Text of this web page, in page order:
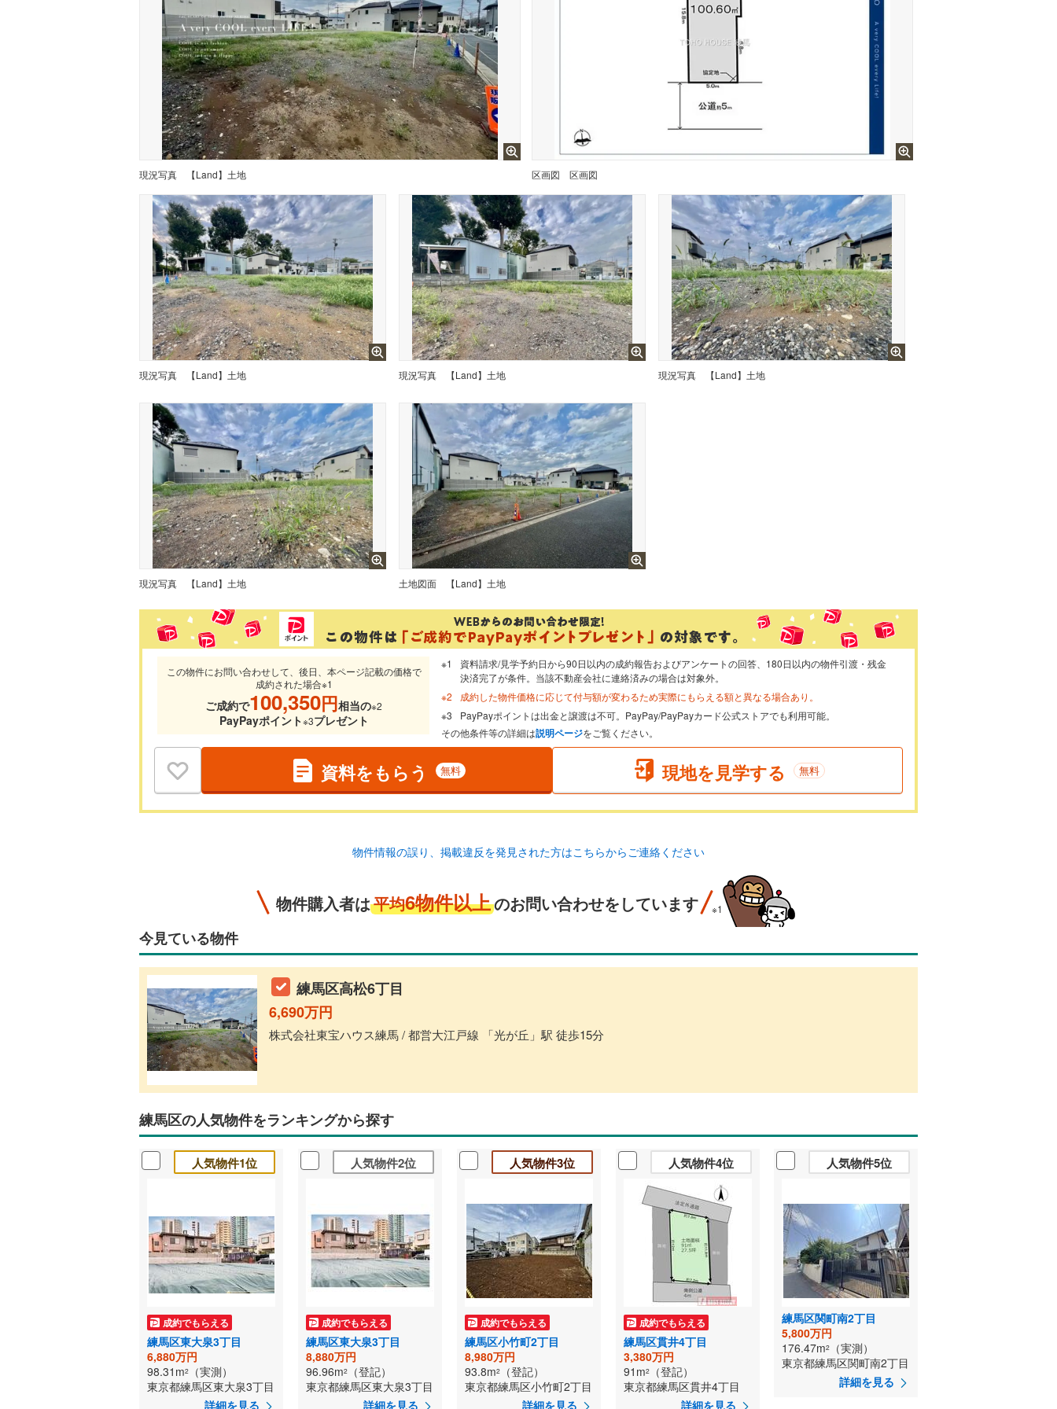
現況写真 【Land】土地 区画図 区画図
現況写真 【Land】土地 現況写真 【Land】土地 現況写真 【Land】土地
現況写真 【Land】土地 土地図面 【Land】土地
この物件にお問い合わせして、後日、本ページ記載の価格で
成約された場合※1
ご成約で100,350円相当の※2
PayPayポイント※3プレゼント
資料請求/見学予約日から90日以内の成約報告およびアンケートの回答、180日以内の物件引渡・残金
決済完了が条件。当該不動産会社に連絡済みの場合は対象外。
成約した物件価格に応じて付与額が変わるため実際にもらえる額と異なる場合あり。
PayPayポイントは出金と譲渡は不可。PayPay/PayPayカード公式ストアでも利用可能。
その他条件等の詳細は説明ページをご覧ください。
資料をもらう 無料 現地を見学する 無料
物件情報の誤り、掲載違反を発見された方はこちらからご連絡ください
物件購入者は平均6物件以上のお問い合わせをしています ※1
今見ている物件
練馬区高松6丁目
6,690万円
株式会社東宝ハウス練馬 / 都営大江戸線 「光が丘」駅 徒歩15分
練馬区の人気物件をランキングから探す
人気物件1位
成約でもらえる
練馬区東大泉3丁目
6,880万円
98.31m2
（実測）
東京都練馬区東大泉3丁目
詳細を見る
人気物件2位
成約でもらえる
練馬区東大泉3丁目
8,880万円
96.96m2
（登記）
東京都練馬区東大泉3丁目
詳細を見る
人気物件3位
成約でもらえる
練馬区小竹町2丁目
8,980万円
93.8m2
（登記）
東京都練馬区小竹町2丁目
詳細を見る
人気物件4位
成約でもらえる
練馬区貫井4丁目
3,380万円
91m2
（登記）
東京都練馬区貫井4丁目
詳細を見る
人気物件5位
練馬区関町南2丁目
5,800万円
176.47m2
（実測）
東京都練馬区関町南2丁目
詳細を見る